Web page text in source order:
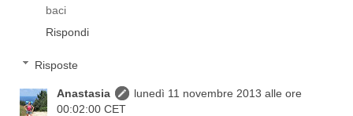
baci
Rispondi
Risposte
Anastasia
lunedì 11 novembre 2013 alle ore
00:02:00 CET